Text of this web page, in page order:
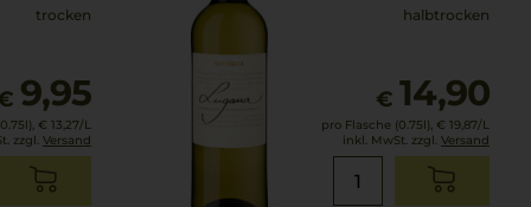
trocken
9,95
€ 13,27/L
zzgl. Versand
halbtrocken
€ 14,90
pro Flasche (0.75l), € 19,87/L
inkl. MwSt. zzgl. Versand